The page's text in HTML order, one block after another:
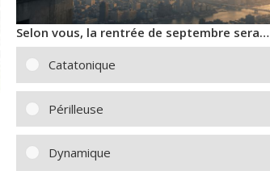
Selon vous, la rentrée de septembre sera…
Catatonique
Périlleuse
Dynamique